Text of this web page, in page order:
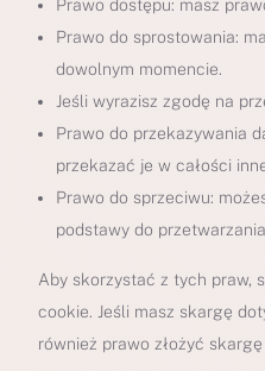
Prawo dostępu: masz
Prawo do sprostowania:
dowolnym momencie.
Jeśli wyrazisz zgodę na
Prawo do przekazywania
przekazać je w całości
Prawo do sprzeciwu:
podstawy do
Aby skorzystać z tych praw,
cookie. Jeśli masz skargę
również prawo złożyć